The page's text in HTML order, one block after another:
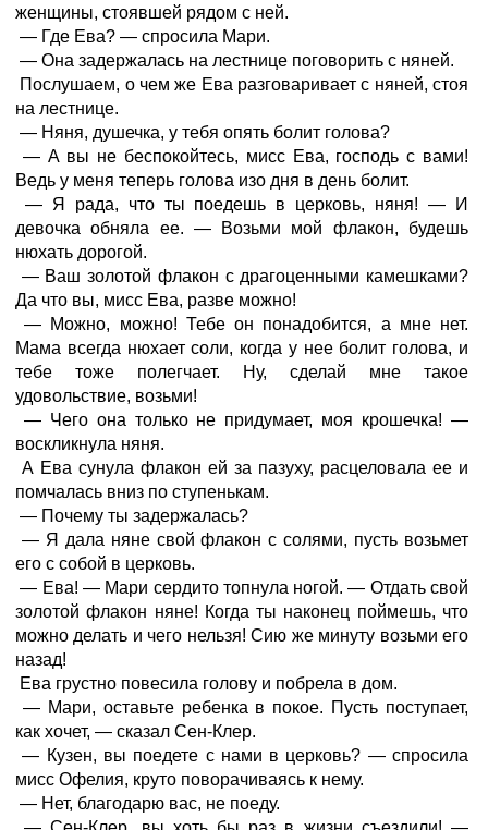
женщины, стоявшей рядом с ней.
— Где Ева? — спросила Мари.
— Она задержалась на лестнице поговорить с няней.
Послушаем, о чем же Ева разговаривает с няней, стоя
на лестнице.
— Няня, душечка, у тебя опять болит голова?
— А вы не беспокойтесь, мисс Ева, господь с вами!
Ведь у меня теперь голова изо дня в день болит.
— Я рада, что ты поедешь в церковь, няня! — И
девочка обняла ее. — Возьми мой флакон, будешь
нюхать дорогой.
— Ваш золотой флакон с драгоценными камешками?
Да что вы, мисс Ева, разве можно!
— Можно, можно! Тебе он понадобится, а мне нет.
Мама всегда нюхает соли, когда у нее болит голова, и
тебе тоже полегчает. Ну, сделай мне такое
удовольствие, возьми!
— Чего она только не придумает, моя крошечка! —
воскликнула няня.
А Ева сунула флакон ей за пазуху, расцеловала ее и
помчалась вниз по ступенькам.
— Почему ты задержалась?
— Я дала няне свой флакон с солями, пусть возьмет
его с собой в церковь.
— Ева! — Мари сердито топнула ногой. — Отдать свой
золотой флакон няне! Когда ты наконец поймешь, что
можно делать и чего нельзя! Сию же минуту возьми его
назад!
Ева грустно повесила голову и побрела в дом.
— Мари, оставьте ребенка в покое. Пусть поступает,
как хочет, — сказал Сен-Клер.
— Кузен, вы поедете с нами в церковь? — спросила
мисс Офелия, круто поворачиваясь к нему.
— Нет, благодарю вас, не поеду.